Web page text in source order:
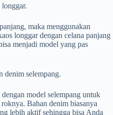
longgar.
maka menggunakan
longgar dengan celana panjang
menjadi model yang pas
denim selempang.
model selempang untuk
Bahan denim biasanya
lebih aktif sehingga bisa Anda